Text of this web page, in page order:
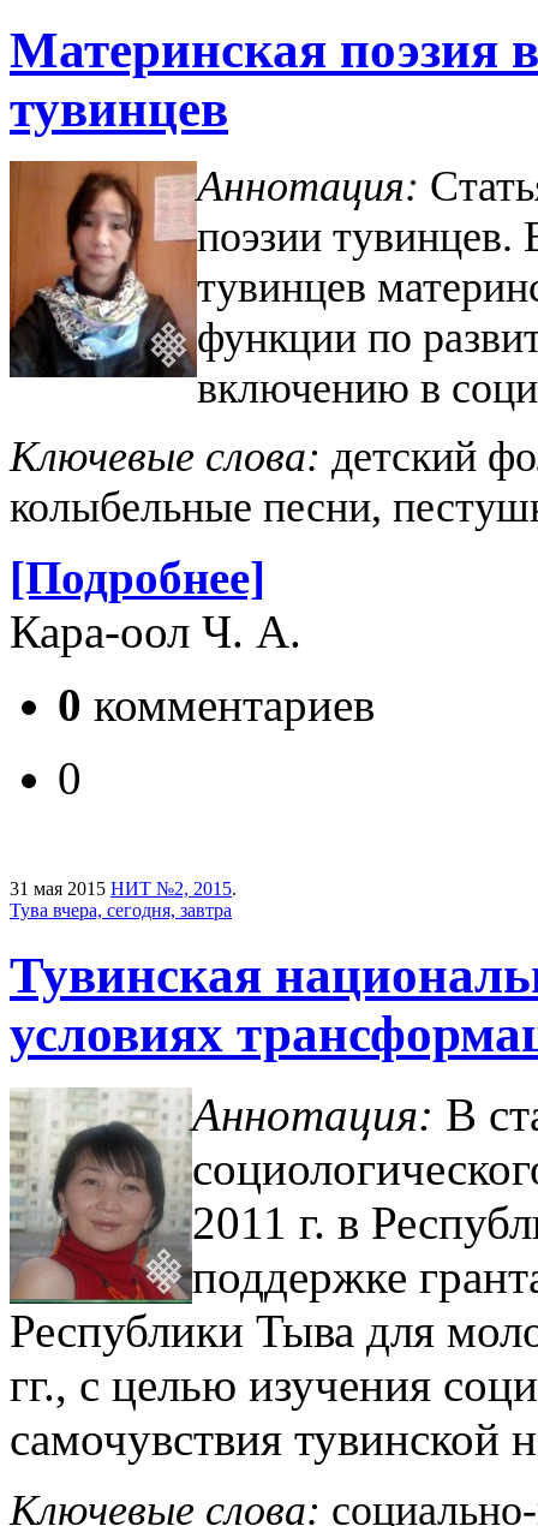
Материнская поэзия
тувинцев
Аннотация:
поэзии
тувинцев
функции по
включению в
Ключевые слова: детский
колыбельные песни,
[Подробнее]
Кара-оол Ч. А.
0 комментариев
0
31 мая 2015 НИТ №2, 2015.
Тува вчера, сегодня, завтра
Тувинская
условиях
Аннотация: В
2011 г. в
поддержке
Республики Тыва для
гг., c целью изучения
самочувствия тувинской
Ключевые слова: